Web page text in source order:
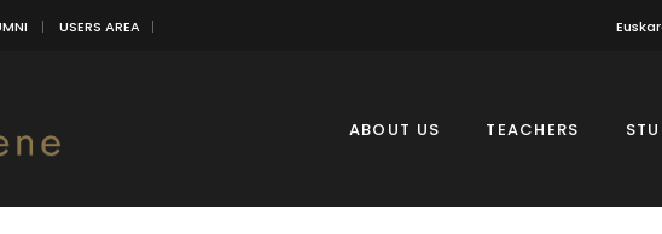
USERS AREA
ABOUT US TEACHERS